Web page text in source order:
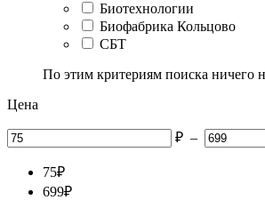
Биотехнологии
Биофабрика Кольцово
СБТ
По этим критериям поиска ничего
Цена
₽ –
75₽
699₽